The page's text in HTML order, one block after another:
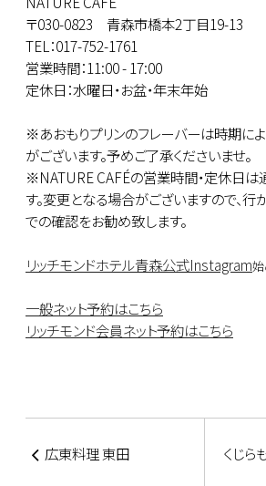
〒030-0823 青森市橋本2丁目19-13
TEL：017-752-1761
営業時間：11:00 - 17:00
定休日：水曜日・お盆・年末年始
※あおもりプリンのフレーバーは時期に
がございます。予めご了承くださいませ。
※NATURE CAFÉの営業時間・定休日は
す。変更となる場合がございますので、
での確認をお勧め致します。
リッチモンドホテル青森公式Instagram始
一般ネット予約はこちら
リッチモンド会員ネット予約はこちら
広東料理 東田 くじら